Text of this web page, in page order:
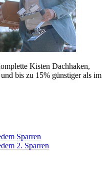
Kisten Dachhaken,
bis zu 15% günstiger als im
Sparren
2. Sparren